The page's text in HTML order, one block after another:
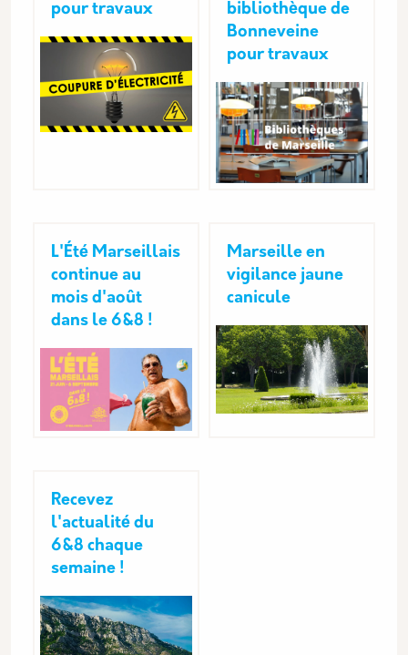
pour travaux
bibliothèque de
Bonneveine
pour travaux
L'Été Marseillais
continue au
mois d'août
dans le 6&8 !
Marseille en
vigilance jaune
canicule
Recevez
l'actualité du
6&8 chaque
semaine !